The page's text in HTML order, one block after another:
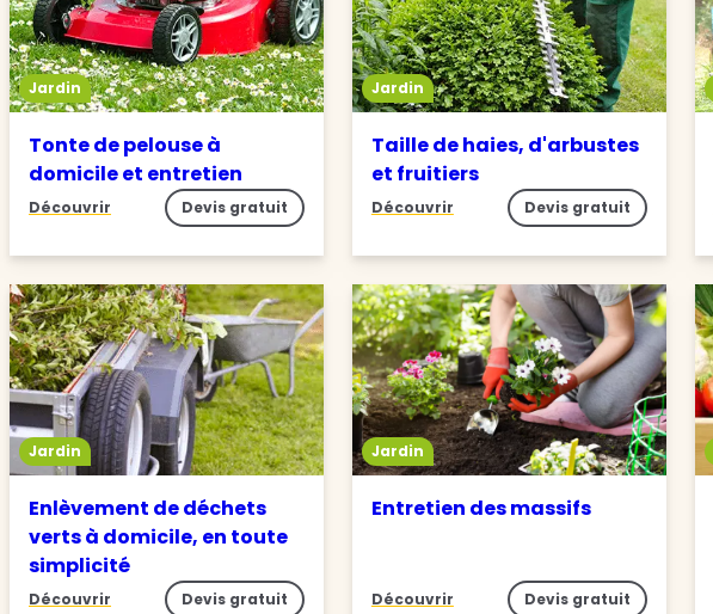
Jardin
Tonte de pelouse à
domicile et entretien
Découvrir Devis gratuit
Jardin
Taille de haies, d'arbustes
et fruitiers
Découvrir Devis gratuit
Jardin
Enlèvement de déchets
verts à domicile, en toute
simplicité
Découvrir Devis gratuit
Jardin
Entretien des massifs
Découvrir Devis gratuit